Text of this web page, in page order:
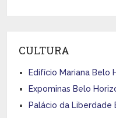
CULTURA
Edifício Mariana Belo
Expominas Belo
Palácio da Liberdade